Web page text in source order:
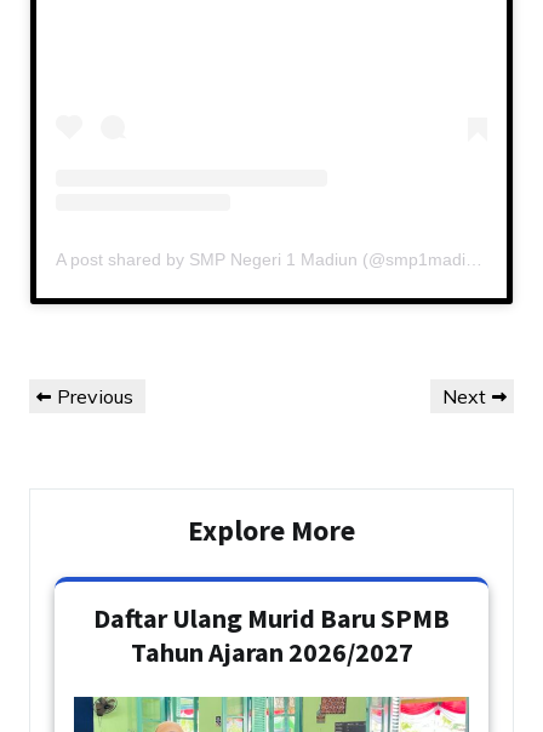
navigation
Previous
Previous
Next
Next
Explore More
Daftar Ulang Murid Baru SPMB
Tahun Ajaran 2026/2027